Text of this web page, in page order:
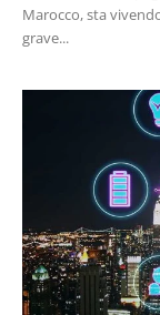
Marocco, sta
grave...